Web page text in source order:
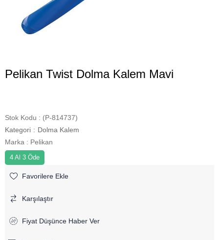
Pelikan Twist Dolma Kalem Mavi
Stok Kodu
(P-814737)
Kategori : Dolma Kalem
Marka : Pelikan
4 Al 3 Öde
Favorilere Ekle
Karşılaştır
Fiyat Düşünce Haber Ver